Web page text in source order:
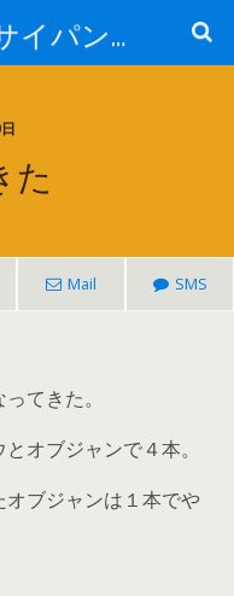
エーストマトのサイパンダイビング日記
た
Mail SMS
てきた。
オブジャンで４本。
ブジャンは１本でや